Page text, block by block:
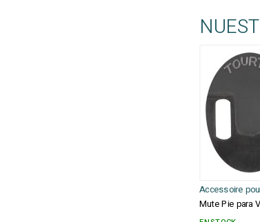
Accessoire
Mute Pie para